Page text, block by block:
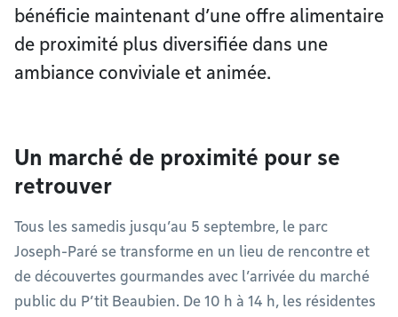
bénéficie maintenant d’une offre alimentaire
de proximité plus diversifiée dans une
ambiance conviviale et animée.
Un marché de proximité pour se
retrouver
Tous les samedis jusqu’au 5 septembre, le parc
Joseph-Paré se transforme en un lieu de rencontre et
de découvertes gourmandes avec l’arrivée du marché
public du P’tit Beaubien. De 10 h à 14 h, les résidentes